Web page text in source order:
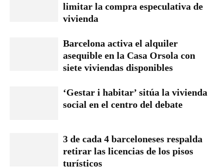
limitar la compra especulativa de
vivienda
Barcelona activa el alquiler
asequible en la Casa Orsola con
siete viviendas disponibles
‘Gestar i habitar’ sitúa la vivienda
social en el centro del debate
3 de cada 4 barceloneses respalda
retirar las licencias de los pisos
turísticos